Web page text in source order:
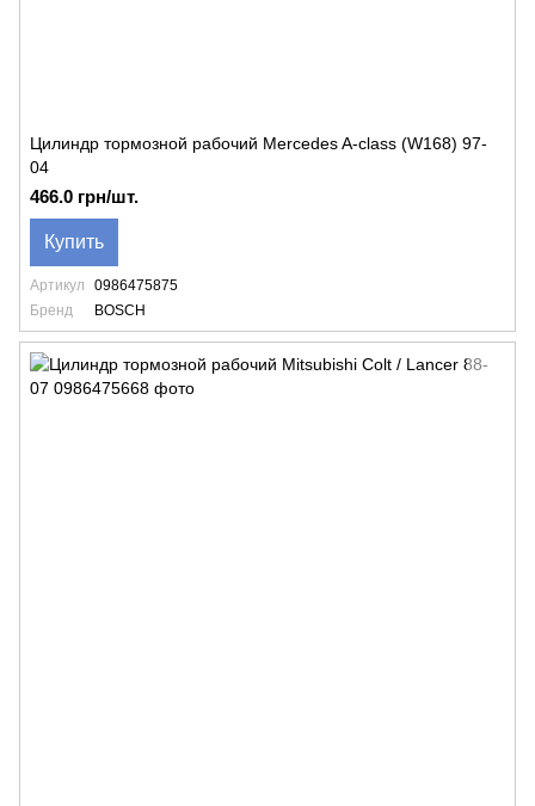
Цилиндр тормозной рабочий Mercedes A-class (W168) 97-
04
466.0 грн/шт.
Купить
Артикул
0986475875
Бренд
BOSCH